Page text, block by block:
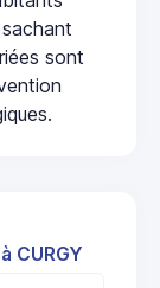
sont
CURGY